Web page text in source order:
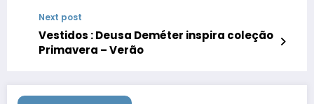
Next post
Vestidos : Deusa Deméter inspira coleção
Primavera – Verão